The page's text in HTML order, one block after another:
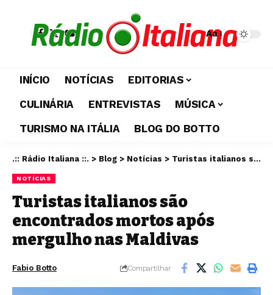
Aa
INÍCIO NOTÍCIAS
EDITORIAS
CULINÁRIA
ENTREVISTAS
MÚSICA
TURISMO NA ITÁLIA
BLOG DO BOTTO
.:: Rádio Italiana ::. > Blog > Notícias > Turistas italianos são encontrados mortos após mergulho nas Maldivas
NOTÍCIAS
Turistas italianos são
encontrados mortos após
mergulho nas Maldivas
Fabio Botto Compartilhar